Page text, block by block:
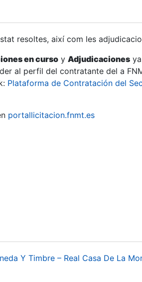
resoltes, així com les
en curso y Adjudicaciones
al perfil del contratante del a
Plataforma de Contratación del
portallicitacion.fnmt.es
Y Timbre – Real Casa De La